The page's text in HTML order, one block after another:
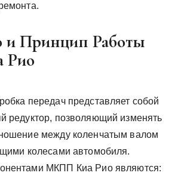
и Принцип Работы
передач представляет собой
редуктор, позволяющий изменять
между коленчатым валом
колесами автомобиля.
МКПП Киа Рио являются: